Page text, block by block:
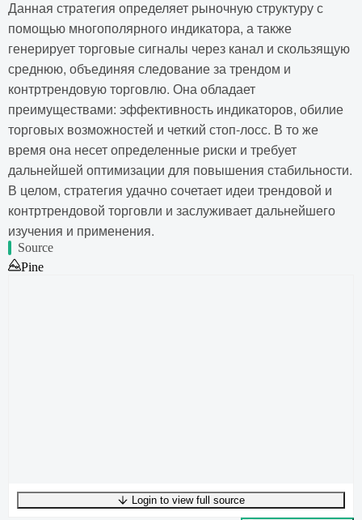
Данная стратегия определяет рыночную структуру с
помощью многополярного индикатора, а также
генерирует торговые сигналы через канал и скользящую
среднюю, объединяя следование за трендом и
контртрендовую торговлю. Она обладает
преимуществами: эффективность индикаторов, обилие
торговых возможностей и четкий стоп-лосс. В то же
время она несет определенные риски и требует
дальнейшей оптимизации для повышения стабильности.
В целом, стратегия удачно сочетает идеи трендовой и
контртрендовой торговли и заслуживает дальнейшего
изучения и применения.
Source
Pine
UTF-8295 bytes49 words0 linesLn 1,Col 0
Login to view full source